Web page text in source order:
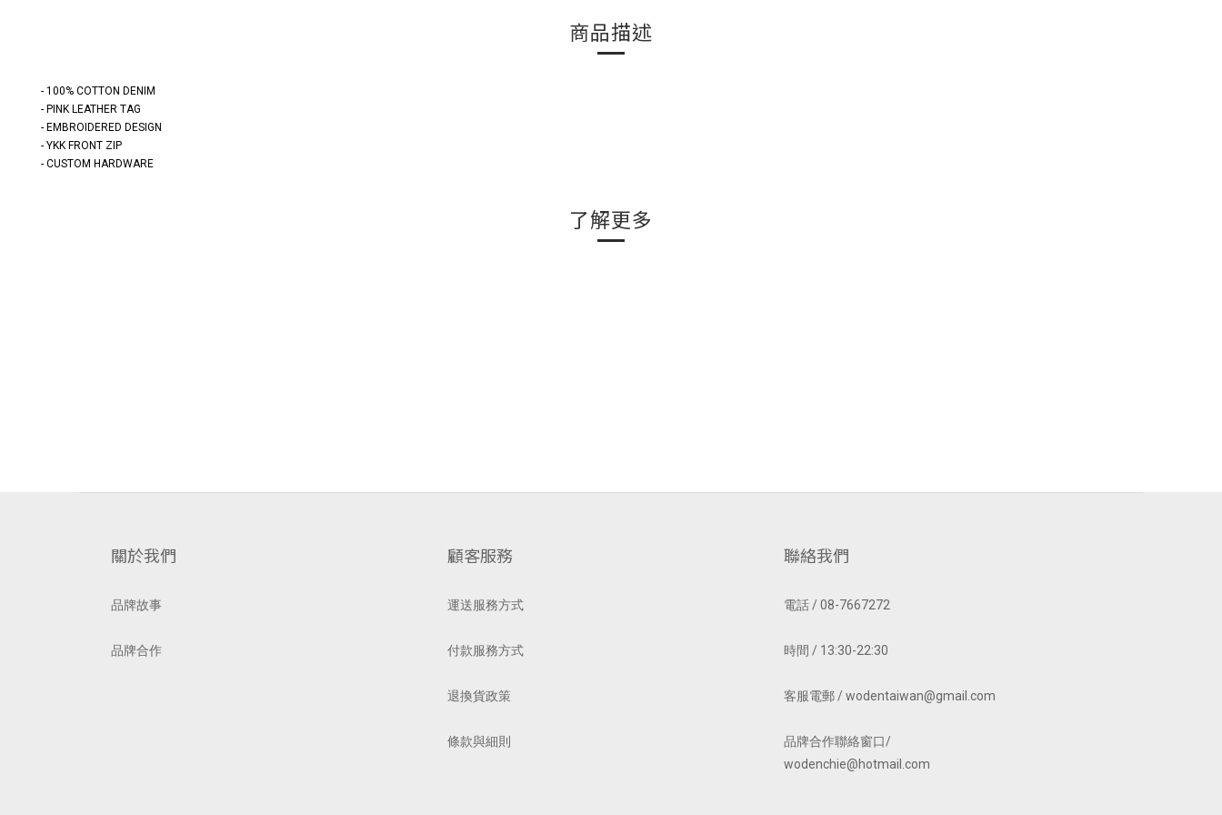
商品描述
- 100% COTTON DENIM
- PINK LEATHER TAG
- EMBROIDERED DESIGN
- YKK FRONT ZIP
- CUSTOM HARDWARE
了解更多
關於我們
品牌故事
品牌合作
顧客服務
運送服務方式
付款服務方式
退換貨政策
條款與細則
聯絡我們
電話 / 08-7667272
時間 / 13:30-22:30
客服電郵 / wodentaiwan@gmail.com
品牌合作聯絡窗口/
wodenchie@hotmail.com